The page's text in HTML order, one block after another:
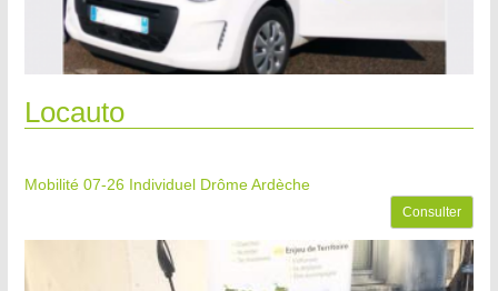
Locauto
Mobilité 07-26 Individuel Drôme Ardèche
Consulter